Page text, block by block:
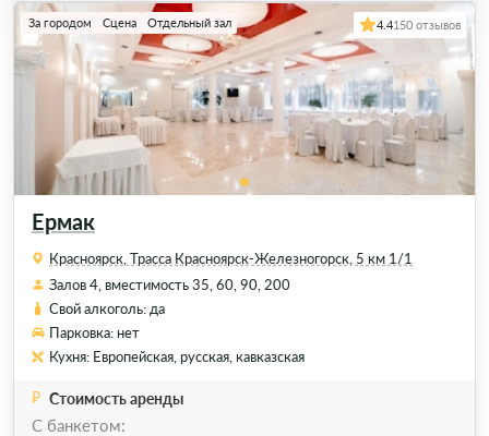
Ермак
За городом Сцена Отдельный зал 4.4150 отзывов
Красноярск, Трасса Красноярск-Железногорск, 5 км 1/1
Залов 4, вместимость 35, 60, 90, 200
Свой алкоголь: да
Парковка: нет
Кухня: Европейская, русская, кавказская
Стоимость аренды
С банкетом: